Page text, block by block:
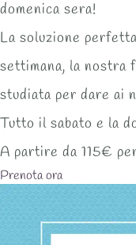
domenica sera!
La soluzione
settimana, la nostra
studiata per dare ai
Tutto il sabato e la
A partire da 115€
Prenota ora